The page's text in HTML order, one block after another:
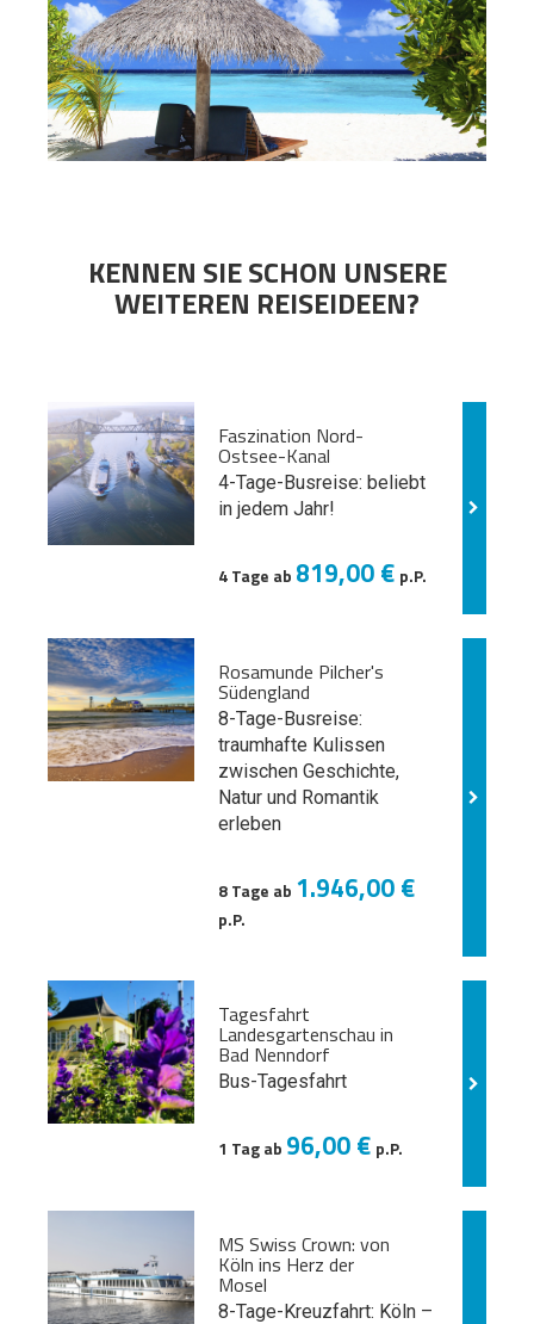
KENNEN SIE SCHON UNSERE
WEITEREN REISEIDEEN?
Faszination Nord-
Ostsee-Kanal
4-Tage-Busreise: beliebt
in jedem Jahr!
4 Tage ab 819,00 € p.P.
Rosamunde Pilcher's
Südengland
8-Tage-Busreise:
traumhafte Kulissen
zwischen Geschichte,
Natur und Romantik
erleben
8 Tage ab 1.946,00 €
p.P.
Tagesfahrt
Landesgartenschau in
Bad Nenndorf
Bus-Tagesfahrt
1 Tag ab 96,00 € p.P.
MS Swiss Crown: von
Köln ins Herz der
Mosel
8-Tage-Kreuzfahrt: Köln –